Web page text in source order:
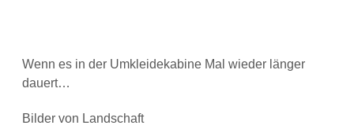
Wenn es in der Umkleidekabine Mal wieder länger
dauert…
Bilder von Landschaft